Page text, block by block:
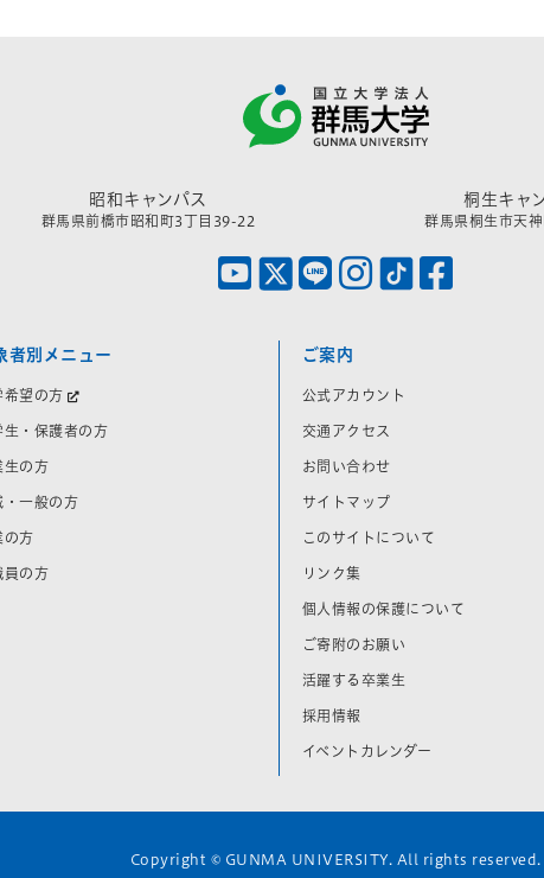
昭和キャンパス
群馬県前橋市昭和町3丁目39-22
桐生キャ
群馬県桐生市天
者別メニュー
希望の方
生・保護者の方
生の方
・一般の方
の方
員の方
ご案内
公式アカウント
交通アクセス
お問い合わせ
サイトマップ
このサイトについて
リンク集
個人情報の保護について
ご寄附のお願い
活躍する卒業生
採用情報
イベントカレンダー
Copyright © GUNMA UNIVERSITY. All rights reserved.